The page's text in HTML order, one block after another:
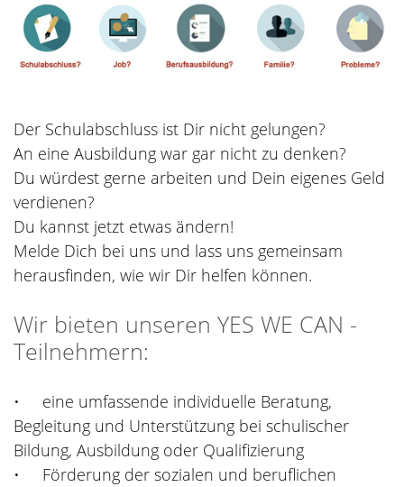
Der Schulabschluss ist Dir nicht gelungen?
An eine Ausbildung war gar nicht zu denken?
Du würdest gerne arbeiten und Dein eigenes Geld
verdienen?
Du kannst jetzt etwas ändern!
Melde Dich bei uns und lass uns gemeinsam
herausfinden, wie wir Dir helfen können.
Wir bieten unseren YES WE CAN -
Teilnehmern:
• eine umfassende individuelle Beratung,
Begleitung und Unterstützung bei schulischer
Bildung, Ausbildung oder Qualifizierung
• Förderung der sozialen und beruflichen